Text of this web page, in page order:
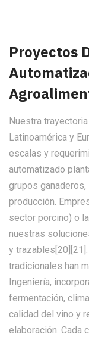
Proyectos
Nuestra
Latinoamérica y
escalas y
automatizado
grupos
producción.
sector porcino) o
nuestras
y
tradicionales han
Ingeniería,
fermentación,
calidad del vino y
elaboración. Cada